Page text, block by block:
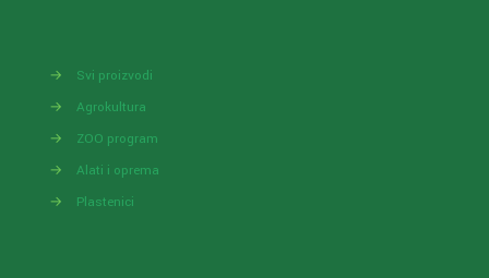
→
Svi proizvodi
→
Agrokultura
→
ZOO program
→
Alati i oprema
→
Plastenici